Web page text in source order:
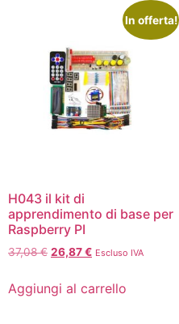
In offerta!
H043 il kit di
apprendimento di base per
Raspberry PI
37,08€ 26,87€ Escluso IVA
Aggiungi al carrello